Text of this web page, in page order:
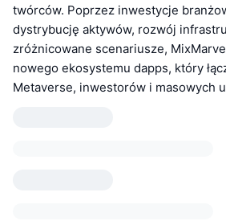
twórców. Poprzez inwestycje
dystrybucję aktywów, rozwój
zróżnicowane scenariusze,
nowego ekosystemu dapps, który
Metaverse, inwestorów i masowych